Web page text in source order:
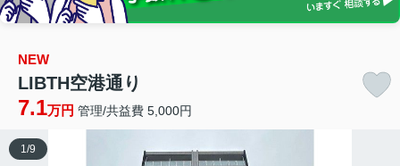
NEW
LIBTH空港通り
7.1万円 管理/共益費 5,000円
1/9